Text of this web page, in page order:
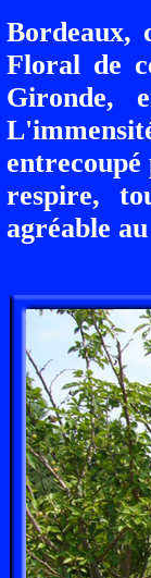
Bordeaux,
Floral de
Gironde,
respire,
agréable